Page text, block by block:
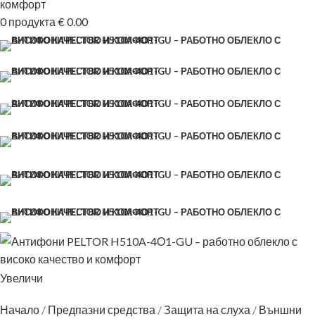
0продукта €0.00
Увеличи
Начало Предпазни средства Защита на слуха
Външни